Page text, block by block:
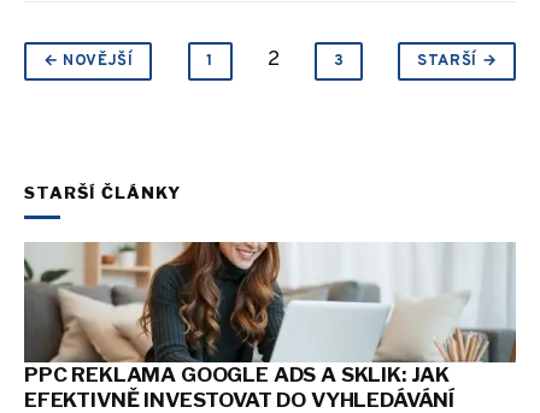
← NOVĚJŠÍ 1 2 3 STARŠÍ →
STARŠÍ ČLÁNKY
PPC REKLAMA GOOGLE ADS A SKLIK: JAK
EFEKTIVNĚ INVESTOVAT DO VYHLEDÁVÁNÍ